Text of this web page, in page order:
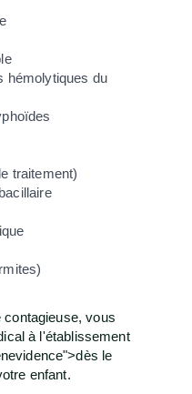
hémolytiques du
traitement)
contagieuse, vous
à l'établissement
le
enfant.